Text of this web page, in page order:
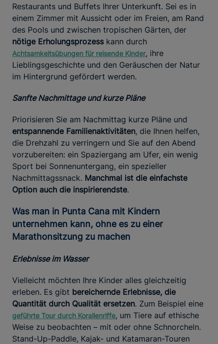
Restaurants und Buffets Ihrer Unterkunft. Sei es in
einem Zimmer mit Aussicht oder im Freien, am Rand
des Pools und zwischen tropischen Gärten, der
nötige Erholungsprozess kann durch
Achtsamkeitsübungen für reisende Kinder, ihre
Lieblingsgeschichte und den Geräuschen der Natur
im Hintergrund gefördert werden.
Sanfte Nachmittage und kurze Pläne
Priorisieren Sie am Nachmittag kurze Pläne und
entspannende Familienaktivitäten, die Ihnen helfen,
die Drehzahl zu verringern und Sie auf den Abend
vorzubereiten: ein Spaziergang am Ufer, ein wenig
Sport bei Sonnenuntergang, ein spezieller
Nachmittagssnack. Manchmal ist die einfachste
Option auch die inspirierendste.
Was man in Punta Cana mit Kindern
unternehmen kann, ohne es zu einer
Marathonsitzung zu machen
Erlebnisse im Wasser
Vielleicht möchten Ihre Kinder alles gleichzeitig
erleben. Es gibt bereichernde Erlebnisse, die
Quantität durch Qualität ersetzen. Zum Beispiel eine
geführte Tour durch Korallenriffe, um Tiere auf ethische
Weise zu beobachten – mit oder ohne Schnorcheln.
Stand-Up-Paddle, Kajak- und Katamaran-Touren